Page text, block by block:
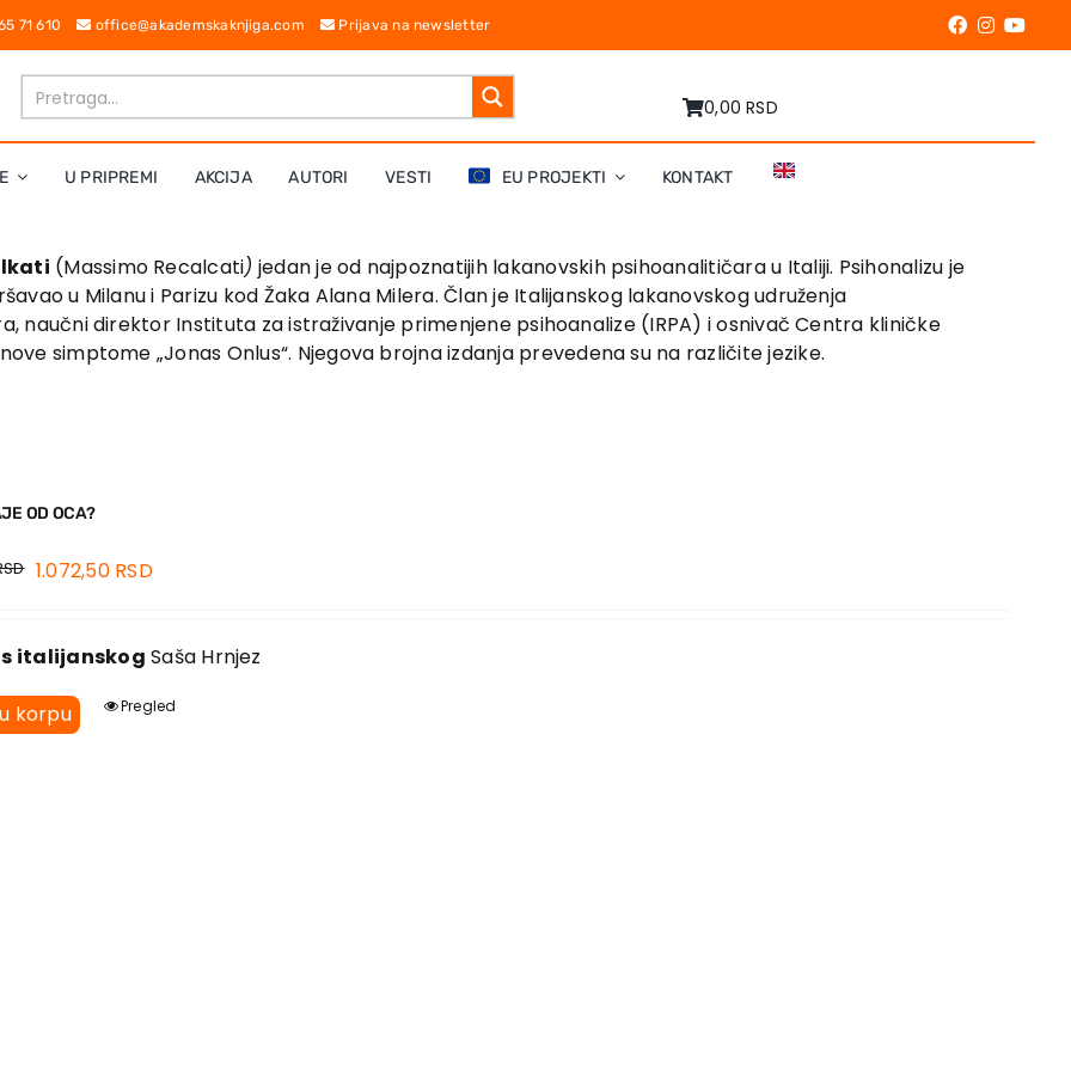
65 71 610 office@akademskaknjiga.com Prijava na newsletter
0,00 RSD
U PRIPREMI AKCIJA AUTORI VESTI EU PROJEKTI KONTAKT
(Massimo Recalcati) jedan je od najpoznatijih lakanovskih psihoanalitičara u Italiji. Psihonalizu je
u Milanu i Parizu kod Žaka Alana Milera. Član je Italijanskog lakanovskog udruženja
naučni direktor Instituta za istraživanje primenjene psihoanalize (IRPA) i osnivač Centra kliničke
simptome „Jonas Onlus“. Njegova brojna izdanja prevedena su na različite jezike.
OD OCA?
1.072,50 RSD
s italijanskog Saša Hrnjez
korpu Pregled